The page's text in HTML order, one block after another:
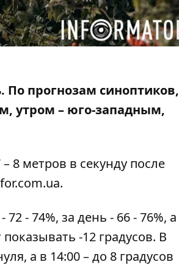
По прогнозам синоптиков,
утром – юго-западным,
8 метров в секунду после
.
- 74%, за день - 66 - 76%, а
-12 градусов. В
а в 14:00 – до 8 градусов